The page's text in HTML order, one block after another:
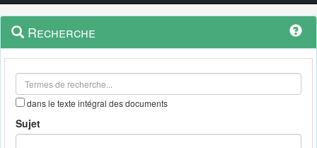
Navigation
outils
Menu
contextuel
Recherche
dans le texte intégral des documents
Sujet